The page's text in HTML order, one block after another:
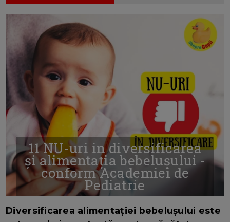
11 NU-uri in diversificarea
și alimentația bebelușului -
conform Academiei de
Pediatrie
Diversificarea alimentației bebelușului este